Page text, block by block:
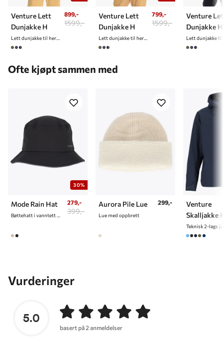
Venture Lett
Dunjakke H
Lett dunjakke til herre
899,-
1599,-
Venture Lett
Dunjakke H
Lett dunjakke til herre
799,-
1599,-
Venture
Dunjakke H
Ofte kjøpt sammen med
30%
Mode Rain Hat
Bøttehatt i vanntett materiale
279,-
399,-
Aurora Pile Lue
Lue med oppbrett
299,-
Venture
Skalljakke
Vurderinger
5.0
basert på 2 anmeldelser